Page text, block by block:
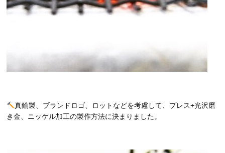
真鍮製、ブランドロゴ、ロットなどを考慮して、プレス+光沢磨
き金、ニッケル加工の製作方法に決まりました。